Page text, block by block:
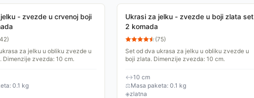
- zvezde u crvenoj boji
42)
za jelku u obliku zvezde u
Dimenzije zvezda: 10 cm.
0.1 kg
Ukrasi za jelku - zvezde u boji zlata set
2 komada
(75)
Set od dva ukrasa za jelku u obliku zvezde u
boji zlata. Dimenzije zvezda: 10 cm.
↔10 cm
⚖Masa paketa: 0.1 kg
◈zlatna